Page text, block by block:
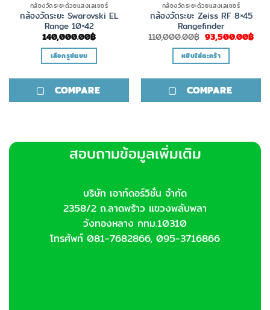
กล้องวัดระยะด้วยแสงเลเซอร์
กล้องวัดระยะ Swarovski EL
Range 10×42
140,000.00฿
เลือกรูปแบบ
product
has
options
may
the
product
page
COMPARE
กล้องวัดระยะด้วยแสงเลเซอร์
กล้องวัดระยะ Zeiss RF 8×45
Rangefinder
110,000.00฿ Original
price
was:
110,000.00฿.
93,500.00฿
หยิบใส่ตะกร้า
COMPARE
สอบถามข้อมูลเพิ่มเติม
บริษัท เอาท์ดอร์วิชั่น จำกัด
2358/2 ถ.ลาดพร้าว แขวงพลับพลา
วังทองหลาง กทม.10310
โทรศัพท์ 081-7682866, 095-3716866